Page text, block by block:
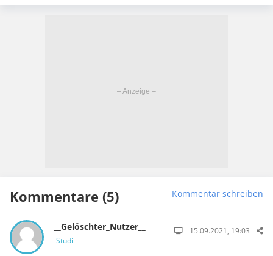
Kommentare (5) Kommentar schreiben
__Gelöschter_Nutzer__
Studi
15.09.2021, 19:03